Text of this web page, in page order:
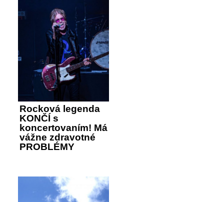
Rocková legenda
KONČÍ s
koncertovaním! Má
vážne zdravotné
PROBLÉMY